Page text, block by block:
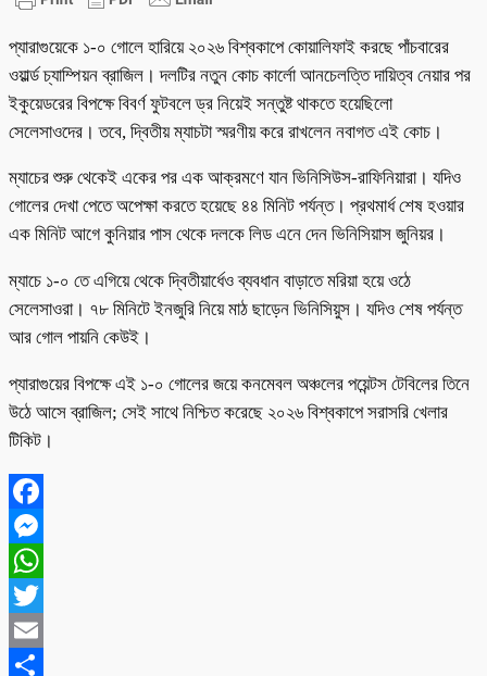
প্যারাগুয়েকে ১-০ গোলে হারিয়ে ২০২৬ বিশ্বকাপে কোয়ালিফাই করছে পাঁচবারের
ওয়ার্ল্ড চ্যাম্পিয়ন ব্রাজিল। দলটির নতুন কোচ কার্লো আনচেলত্তি দায়িত্ব নেয়ার পর
ইকুয়েডরের বিপক্ষে বিবর্ণ ফুটবলে ড্র নিয়েই সন্তুষ্ট থাকতে হয়েছিলো
সেলেসাওদের। তবে, দ্বিতীয় ম্যাচটা স্মরণীয় করে রাখলেন নবাগত এই কোচ।
ম্যাচের শুরু থেকেই একের পর এক আক্রমণে যান ভিনিসিউস-রাফিনিয়ারা। যদিও
গোলের দেখা পেতে অপেক্ষা করতে হয়েছে ৪৪ মিনিট পর্যন্ত। প্রথমার্ধ শেষ হওয়ার
এক মিনিট আগে কুনিয়ার পাস থেকে দলকে লিড এনে দেন ভিনিসিয়াস জুনিয়র।
ম্যাচে ১-০ তে এগিয়ে থেকে দ্বিতীয়ার্ধেও ব্যবধান বাড়াতে মরিয়া হয়ে ওঠে
সেলেসাওরা। ৭৮ মিনিটে ইনজুরি নিয়ে মাঠ ছাড়েন ভিনিসিয়ুস। যদিও শেষ পর্যন্ত
আর গোল পায়নি কেউই।
প্যারাগুয়ের বিপক্ষে এই ১-০ গোলের জয়ে কনমেবল অঞ্চলের পয়েন্টস টেবিলের তিনে
উঠে আসে ব্রাজিল; সেই সাথে নিশ্চিত করেছে ২০২৬ বিশ্বকাপে সরাসরি খেলার
টিকিট।
Facebook
Messenger
WhatsApp
Twitter
Email